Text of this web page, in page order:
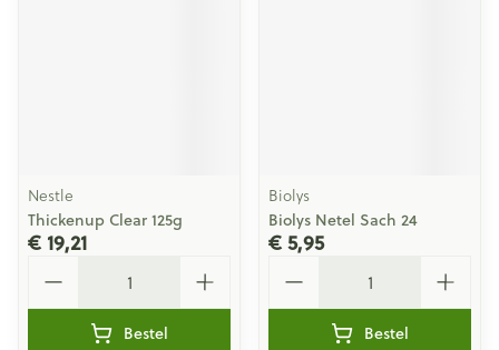
Nestle
Thickenup Clear 125g
€ 19,21
Bestel
Biolys
Biolys Netel Sach 24
€ 5,95
Bestel